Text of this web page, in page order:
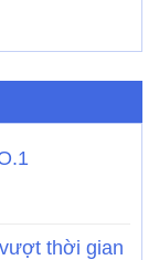
thời gian